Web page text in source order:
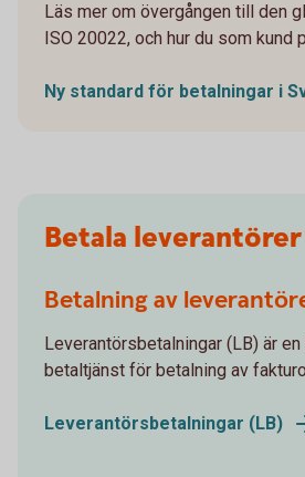
Läs mer om övergången till den
ISO 20022, och hur du som kund
Ny standard för betalningar i
Betala leverantörer
Betalning av
Leverantörsbetalningar (LB) är
betaltjänst för betalning av
Leverantörsbetalningar (LB)